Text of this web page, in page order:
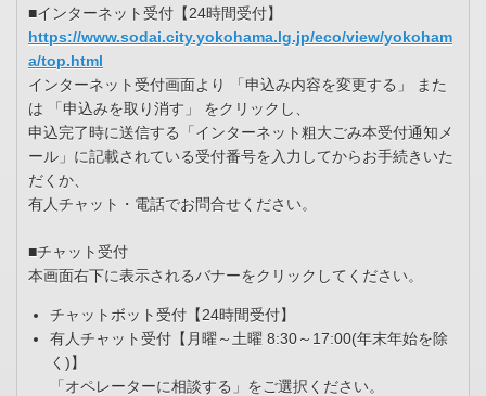
■インターネット受付【24時間受付】
https://www.sodai.city.yokohama.lg.jp/eco/view/yokoham
a/top.html
インターネット受付画面より 「申込み内容を変更する」 また
は 「申込みを取り消す」 をクリックし、
申込完了時に送信する「インターネット粗大ごみ本受付通知メ
ール」に記載されている受付番号を入力してからお手続きいた
だくか、
有人チャット・電話でお問合せください。
■チャット受付
本画面右下に表示されるバナーをクリックしてください。
チャットボット受付【24時間受付】
有人チャット受付【月曜～土曜 8:30～17:00(年末年始を除
く)】
「オペレーターに相談する」をご選択ください。